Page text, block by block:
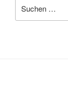
nach: